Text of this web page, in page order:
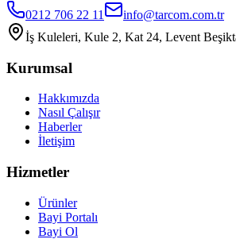
0212 706 22 11
info@tarcom.com.tr
İş Kuleleri, Kule 2, Kat 24, Levent
Kurumsal
Hakkımızda
Nasıl Çalışır
Haberler
İletişim
Hizmetler
Ürünler
Bayi Portalı
Bayi Ol